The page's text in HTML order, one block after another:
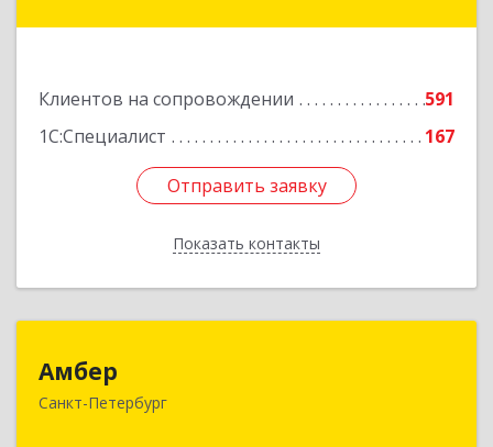
Клиентов на сопровождении
591
1С:Специалист
167
Отправить заявку
Показать контакты
Отправить заявку
Назад
Амбер
Санкт-Петербург
191119, Санкт-Петербург г, Правды ул, дом №